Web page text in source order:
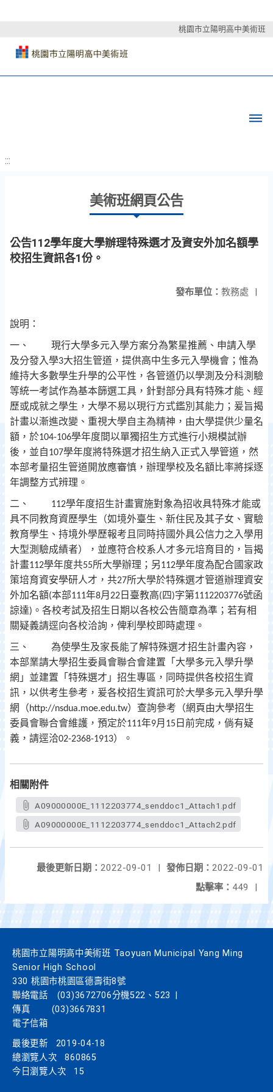
桃園市立陽明高中美術班
:::
美術班網頁公告
公告112學年度大學辦理特殊選才及資安外加名額學
校招生資訊各1份。
發布單位： 教務處 |
說明：
一、
現行大學多元入學方案分為繁星推薦、申請入學
及分發入學3大招生管道，提供高中生多元入學機會；惟為
維持大多數學生升學的公平性，各管道仍以學測及分科測驗
等統一考試作為基本篩選工具，針對部分具有特殊才能、經
歷或成就之學生，大學不易以現行方式鑑別其能力；爰旨揭
計畫以漸進改變、重視大學自主為精神，由大學提供少量名
額，於104-106學年度間以單獨招生方式進行小規模試辦
後，並自107學年度將特殊選才招生納入正式入學管道，然
本部考量招生管道開放應審慎，辦理學校及名額比率將採逐
年調整方式辨理。
二、 112學年度招生計畫實施對象為招收具特殊才能或
具不同教育資歷學生（如境外臺生、新住民及其子女、實驗
教育學生、持境外學歷報考且同時持國外具公信力之入學用
大型測驗成績者），並應符合校系人才多元培育目的，旨揭
計畫112學年度共55所大學辦理；另112學年度為配合國家政
策培育資安學研人才，共27所大學於特殊選才管道辦理資安
外加名額(本部111年8月 22 日臺教高(四)字第1112203776號函
諒達) 。各校考試及招生日期以各校公告簡章為準；若有相
關疑義請逕向各校洽詢，俾利學校即時處理。
三、
為使學生及家長能了解特殊選才招生計畫內容，
本部業請大學招生委員會聯合會建置「大學多元入學升學
網」並建置「特殊選才」招生專區，同時提供各校招生資
訊，以供考生參考，爰各校招生資訊可於大學多元入學升學
網（http://nsdua.moe.edu.tw）查詢參考（網頁由大學招生
委員會聯合會維護，預定於111年9月 15 日前完成，倘有疑
義，請逕洽02-2368-1913）。
相關附件
A09000000E_1112203774_senddoc1_Attach1.pdf
A09000000E_1112203774_senddoc1_Attach2.pdf
發佈日期： 2022-09-01
最後更新日期： 2022-09-01
|
點擊率： 449 |
桃園市立陽明高中美術班 Taoyuan Municipal Yang Ming
Senior High School
330 桃園市桃園區德壽街8號
聯絡電話
(03)3672706分機522、523
傳真
(03)3667831
電子信箱
最後更新
2019-04-18
總瀏覽人次
860865
今日瀏覽人次
15